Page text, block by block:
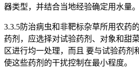
器类型，并结合当地经验确定用水量。
3.3.5防治病虫和非靶标杂草所用农药
药剂，应选择对试验药剂、对象和甜
区进行均一处理，而且 要与试验药剂
使这些药剂的干扰控制在最小程度。